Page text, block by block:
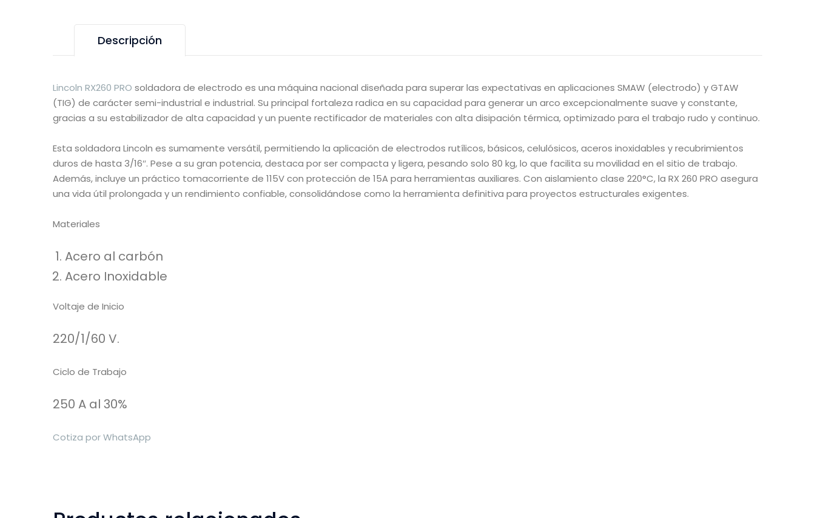
Descripción
Lincoln RX260 PRO soldadora de electrodo es una máquina nacional diseñada para superar las expectativas en aplicaciones SMAW (electrodo) y GTAW
(TIG) de carácter semi-industrial e industrial. Su principal fortaleza radica en su capacidad para generar un arco excepcionalmente suave y constante,
gracias a su estabilizador de alta capacidad y un puente rectificador de materiales con alta disipación térmica, optimizado para el trabajo rudo y continuo.
Esta soldadora Lincoln es sumamente versátil, permitiendo la aplicación de electrodos rutílicos, básicos, celulósicos, aceros inoxidables y recubrimientos
duros de hasta 3/16″. Pese a su gran potencia, destaca por ser compacta y ligera, pesando solo 80 kg, lo que facilita su movilidad en el sitio de trabajo.
Además, incluye un práctico tomacorriente de 115V con protección de 15A para herramientas auxiliares. Con aislamiento clase 220°C, la RX 260 PRO asegura
una vida útil prolongada y un rendimiento confiable, consolidándose como la herramienta definitiva para proyectos estructurales exigentes.
Materiales
Acero al carbón
Acero Inoxidable
Voltaje de Inicio
220/1/60 V.
Ciclo de Trabajo
250 A al 30%
Cotiza por WhatsApp